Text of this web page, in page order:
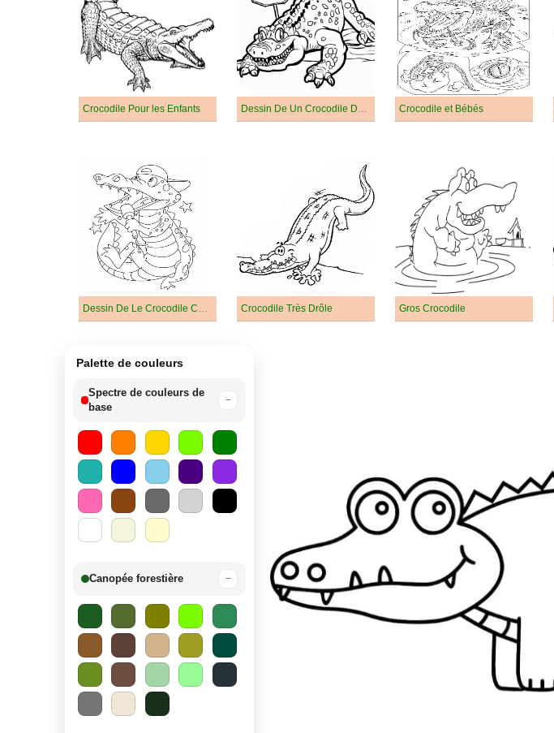
Crocodile Pour les Enfants Dessin De Un Crocodile Dangereux Crocodile et Bébés
Dessin De Le Crocodile Chante Crocodile Très Drôle Gros Crocodile
Palette de couleurs
Spectre de couleurs de
base
−
Canopée forestière −